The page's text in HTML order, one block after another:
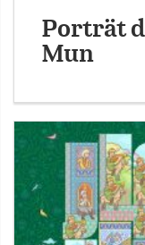
Porträt
Mun